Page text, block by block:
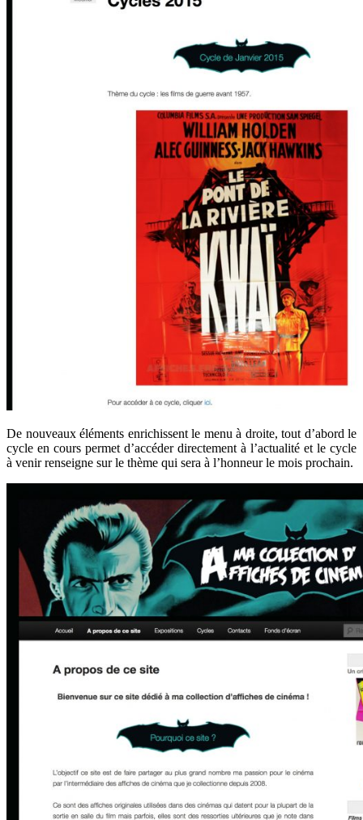
De nouveaux éléments enrichissent le menu à droite, tout d’abord le
cycle en cours permet d’accéder directement à l’actualité et le cycle
à venir renseigne sur le thème qui sera à l’honneur le mois prochain.